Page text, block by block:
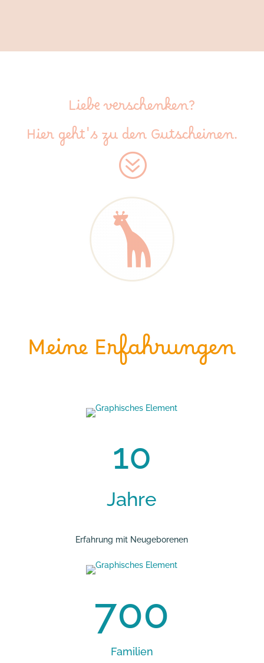
Liebe verschenken?
Hier geht's zu den Gutscheinen.
?
Meine Erfahrungen
10
Jahre
Erfahrung mit Neugeborenen
700
Familien